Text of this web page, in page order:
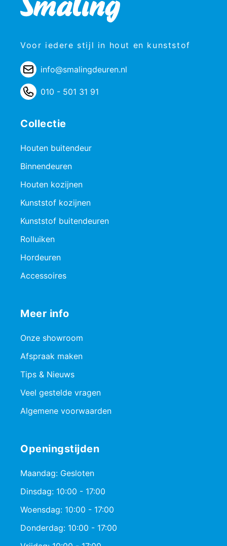
Voor iedere stijl in hout en kunststof
info@smalingdeuren.nl
010 - 501 31 91
Collectie
Houten buitendeur
Binnendeuren
Houten kozijnen
Kunststof kozijnen
Kunststof buitendeuren
Rolluiken
Hordeuren
Accessoires
Meer info
Onze showroom
Afspraak maken
Tips & Nieuws
Veel gestelde vragen
Algemene voorwaarden
Openingstijden
Maandag: Gesloten
Dinsdag: 10:00 - 17:00
Woensdag: 10:00 - 17:00
Donderdag: 10:00 - 17:00